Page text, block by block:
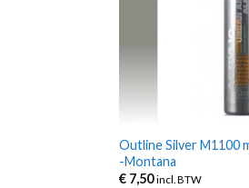
Outline Silver M1100
-Montana
€ 7,50 incl. BTW